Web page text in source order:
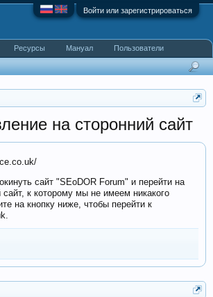
Войти или зарегистрироваться
на сторонний сайт
сайт "SEoDOR Forum" и перейти на
сайт, к которому мы не имеем никакого
на кнопку ниже, чтобы перейти к
Ресурсы Мануал Пользователи